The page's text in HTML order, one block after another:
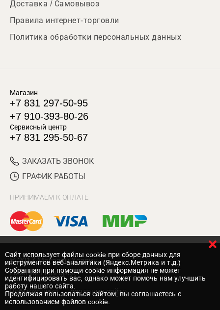
Доставка / Самовывоз
Правила интернет-торговли
Политика обработки персональных данных
Магазин
+7 831 297-50-95
+7 910-393-80-26
Сервисный центр
+7 831 295-50-67
ЗАКАЗАТЬ ЗВОНОК
ГРАФИК РАБОТЫ
ПРИНИМАЕМ К ОПЛАТЕ
© 2017 Магазин Хозяин
Нижний Новгород
Вебмеханика — создание сайта
Cайт использует файлы cookie при сборе данных для
инструментов веб-аналитики (Яндекс.Метрика и т.д.)
Собранная при помощи cookie информация не может
идентифицировать вас, однако может помочь нам улучшить
работу нашего сайта.
Продолжая пользоваться сайтом, вы соглашаетесь с
использованием файлов cookie.